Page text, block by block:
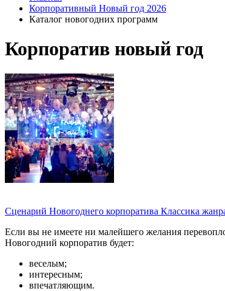
Корпоративный Новый год 2026
Каталог новогодних программ
Корпоратив новый год
Сценарий Новогоднего корпоратива Классика
Если вы не имеете ни малейшего желания
Новогодний корпоратив будет:
веселым;
интересным;
впечатляющим.